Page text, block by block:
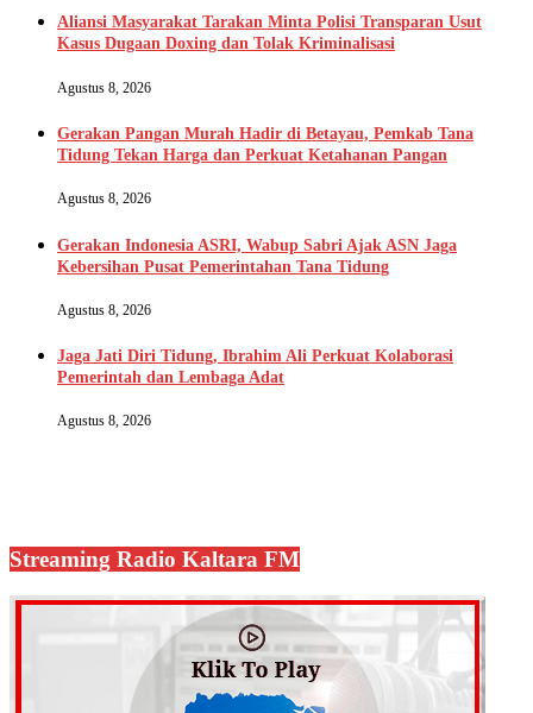
Aliansi Masyarakat Tarakan Minta Polisi Transparan Usut
Kasus Dugaan Doxing dan Tolak Kriminalisasi
Agustus 8, 2026
Gerakan Pangan Murah Hadir di Betayau, Pemkab Tana
Tidung Tekan Harga dan Perkuat Ketahanan Pangan
Agustus 8, 2026
Gerakan Indonesia ASRI, Wabup Sabri Ajak ASN Jaga
Kebersihan Pusat Pemerintahan Tana Tidung
Agustus 8, 2026
Jaga Jati Diri Tidung, Ibrahim Ali Perkuat Kolaborasi
Pemerintah dan Lembaga Adat
Agustus 8, 2026
Streaming Radio Kaltara FM